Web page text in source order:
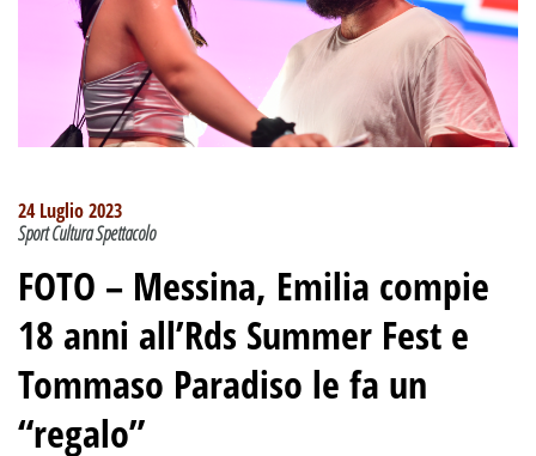
24 Luglio 2023
Sport Cultura Spettacolo
FOTO – Messina, Emilia compie
18 anni all’Rds Summer Fest e
Tommaso Paradiso le fa un
“regalo”